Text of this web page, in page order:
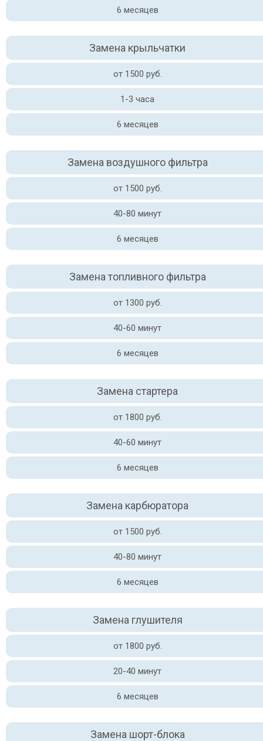
6 месяцев
Замена крыльчатки
от 1500 руб.
1-3 часа
6 месяцев
Замена воздушного фильтра
от 1500 руб.
40-80 минут
6 месяцев
Замена топливного фильтра
от 1300 руб.
40-60 минут
6 месяцев
Замена стартера
от 1800 руб.
40-60 минут
6 месяцев
Замена карбюратора
от 1500 руб.
40-80 минут
6 месяцев
Замена глушителя
от 1800 руб.
20-40 минут
6 месяцев
Замена шорт-блока